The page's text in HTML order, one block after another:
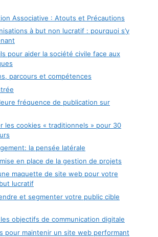
Associative : Atouts et Précautions
à but non lucratif : pourquoi s’y
pour aider la société civile face aux
parcours et compétences
fréquence de publication sur
les cookies « traditionnels » pour 30
la pensée latérale
en place de la gestion de projets
maquette de site web pour votre
lucratif
et segmenter votre public cible
objectifs de communication digitale
pour maintenir un site web performant